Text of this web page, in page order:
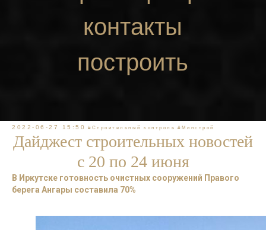
построить
контакты
2022-06-27 15:50 #Строительный контроль #Минстрой
Дайджест строительных новостей
с 20 по 24 июня
В Иркутске готовность очистных сооружений Правого
берега Ангары составила 70%